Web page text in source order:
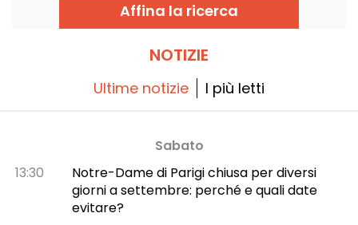
Affina la ricerca
NOTIZIE
Ultime notizie I più letti
Sabato
13:30
Notre-Dame di Parigi chiusa per diversi
giorni a settembre: perché e quali date
evitare?